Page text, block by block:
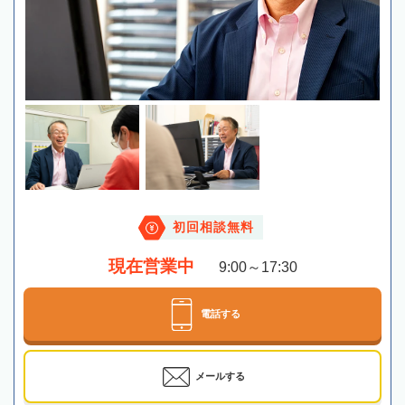
初回相談無料
現在営業中 9:00～17:30
電話する
メールする